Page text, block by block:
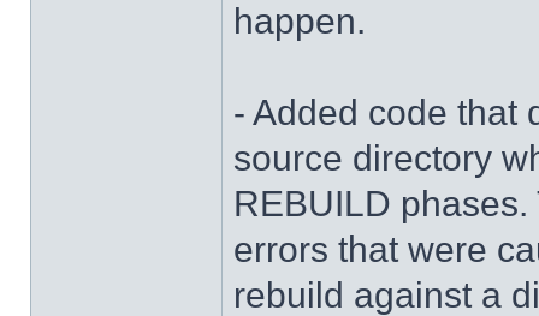
happen.
- Added code that
source directory
REBUILD
errors that were
rebuild against a